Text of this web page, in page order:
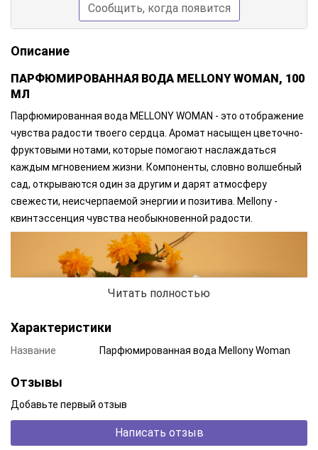
Сообщить, когда появится
Описание
ПАРФЮМИРОВАННАЯ ВОДА MELLONY WOMAN, 100
МЛ
Парфюмированная вода MELLONY WOMAN - это отображение
чувства радости твоего сердца. Аромат насыщен цветочно-
фруктовыми нотами, которые помогают наслаждаться
каждым мгновением жизни. Компоненты, словно волшебный
сад, открываются один за другим и дарят атмосферу
свежести, неисчерпаемой энергии и позитива. Mellony -
квинтэссенция чувства необыкновенной радости.
MELLONY WOMAN – выбор жизнерадостной и энергичной
Читать полностью
Характеристики
Название Парфюмированная вода Mellony Woman
Отзывы
Добавьте первый отзыв
Написать отзыв